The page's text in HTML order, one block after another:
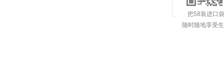
把58装进口袋
随时随地享受